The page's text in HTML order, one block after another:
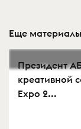
Еще материалы
Президент
креативной
Expo 2...